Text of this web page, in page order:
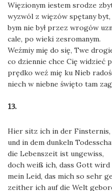
Więzionym iestem srodze
wyzwól z więzów spętany byt,
bym nie był przez wrogów
cale, po wieki zesromanym.
Weźmiy mię do się, Twe
co dziennie chce Cię widzieć
prędko weź mię ku Nieb
niech w niebne święto tam
13.
Hier sitz ich in der Finsternis,
und in dem dunkeln
die Lebenszeit ist ungewiss,
doch weiß ich, dass Gott
mein Leid, das mich so sehr
zeither ich auf die Welt